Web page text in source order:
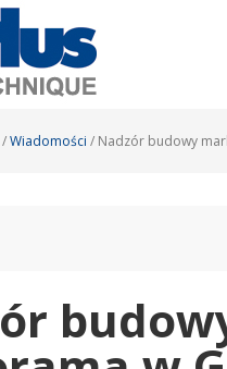
/Wiadomości / Nadzór budowy